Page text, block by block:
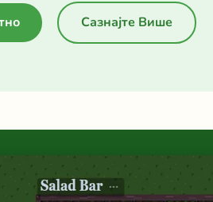
Сазнајте Више